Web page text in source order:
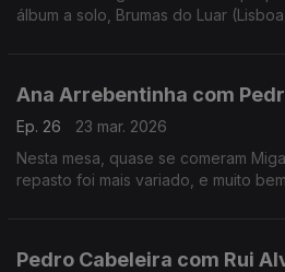
álbum a solo, Brumas do Luar
Ana Arrebentinha com
Ep. 26
23 mar. 2026
Nesta mesa, quase se comeram
repasto foi mais variado, e muito
Pedro Cabeleira com Rui